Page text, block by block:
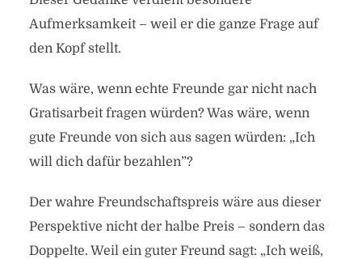
Aufmerksamkeit – weil er die ganze Frage auf
den Kopf stellt.
Was wäre, wenn echte Freunde gar nicht nach
Gratisarbeit fragen würden? Was wäre, wenn
gute Freunde von sich aus sagen würden: „Ich
will dich dafür bezahlen”?
Der wahre Freundschaftspreis wäre aus dieser
Perspektive nicht der halbe Preis – sondern das
Doppelte. Weil ein guter Freund sagt: „Ich weiß,